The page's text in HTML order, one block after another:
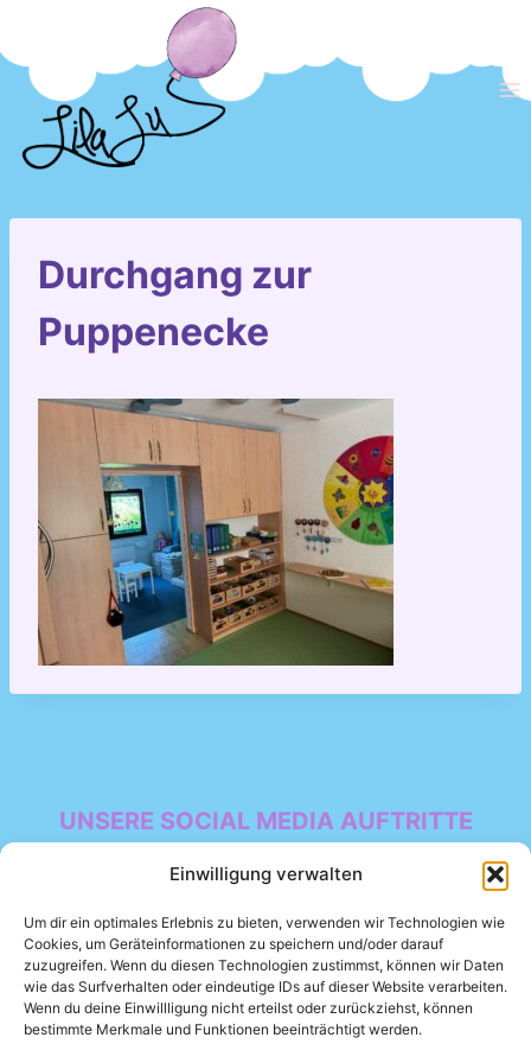
Einwilligung verwalten
Um dir ein optimales Erlebnis zu bieten, verwenden wir Technologien wie
Cookies, um Geräteinformationen zu speichern und/oder darauf
zuzugreifen. Wenn du diesen Technologien zustimmst, können wir Daten
wie das Surfverhalten oder eindeutige IDs auf dieser Website verarbeiten.
Wenn du deine Einwillligung nicht erteilst oder zurückziehst, können
bestimmte Merkmale und Funktionen beeinträchtigt werden.
Inhalt
springen
Durchgang zur
Puppenecke
UNSERE SOCIAL MEDIA AUFTRITTE
Facebook